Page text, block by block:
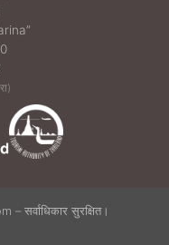
सुरक्षित।